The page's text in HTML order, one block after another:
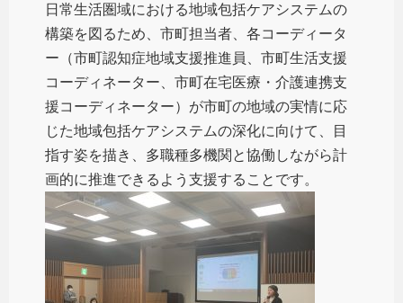
日常生活圏域における地域包括ケアシステムの
構築を図るため、市町担当者、各コーディータ
ー（市町認知症地域支援推進員、市町生活支援
コーディネーター、市町在宅医療・介護連携支
援コーディネーター）が市町の地域の実情に応
じた地域包括ケアシステムの深化に向けて、目
指す姿を描き、多職種多機関と協働しながら計
画的に推進できるよう支援することです。